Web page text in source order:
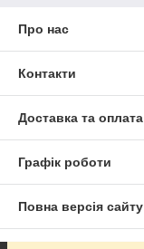
Про нас
Контакти
Доставка та оплата
Графік роботи
Повна версія сайту